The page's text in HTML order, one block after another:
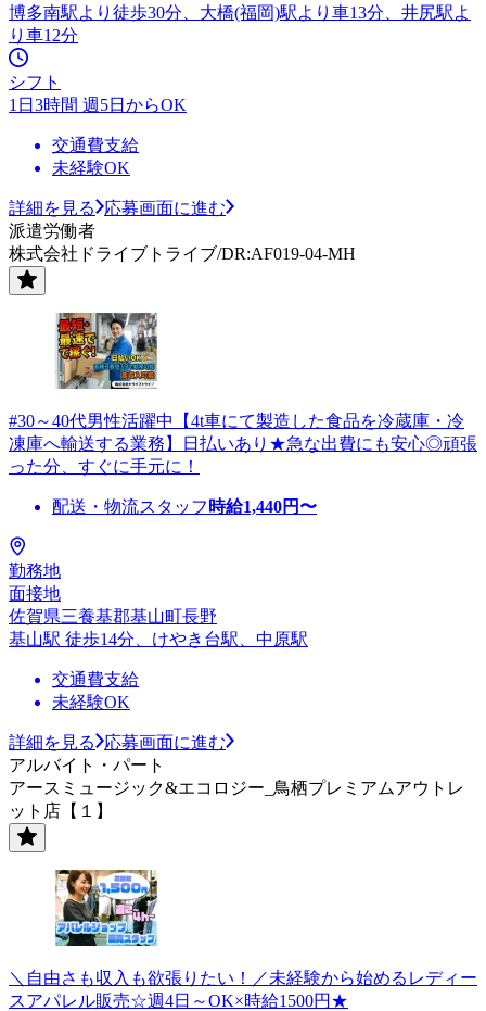
博多南駅より徒歩30分、大橋(福岡)駅より車13分、井尻駅よ
り車12分
シフト
1日3時間 週5日からOK
交通費支給
未経験OK
詳細を見る
応募画面に進む
派遣労働者
株式会社ドライブトライブ/DR:AF019-04-MH
#30～40代男性活躍中【4t車にて製造した食品を冷蔵庫・冷
凍庫へ輸送する業務】日払いあり★急な出費にも安心◎頑張
った分、すぐに手元に！
配送・物流スタッフ 時給1,440円〜
勤務地
面接地
佐賀県三養基郡基山町長野
基山駅 徒歩14分、けやき台駅、中原駅
交通費支給
未経験OK
詳細を見る
応募画面に進む
アルバイト・パート
アースミュージック&エコロジー_鳥栖プレミアムアウトレ
ット店【１】
＼自由さも収入も欲張りたい！／未経験から始めるレディー
スアパレル販売☆週4日～OK×時給1500円★